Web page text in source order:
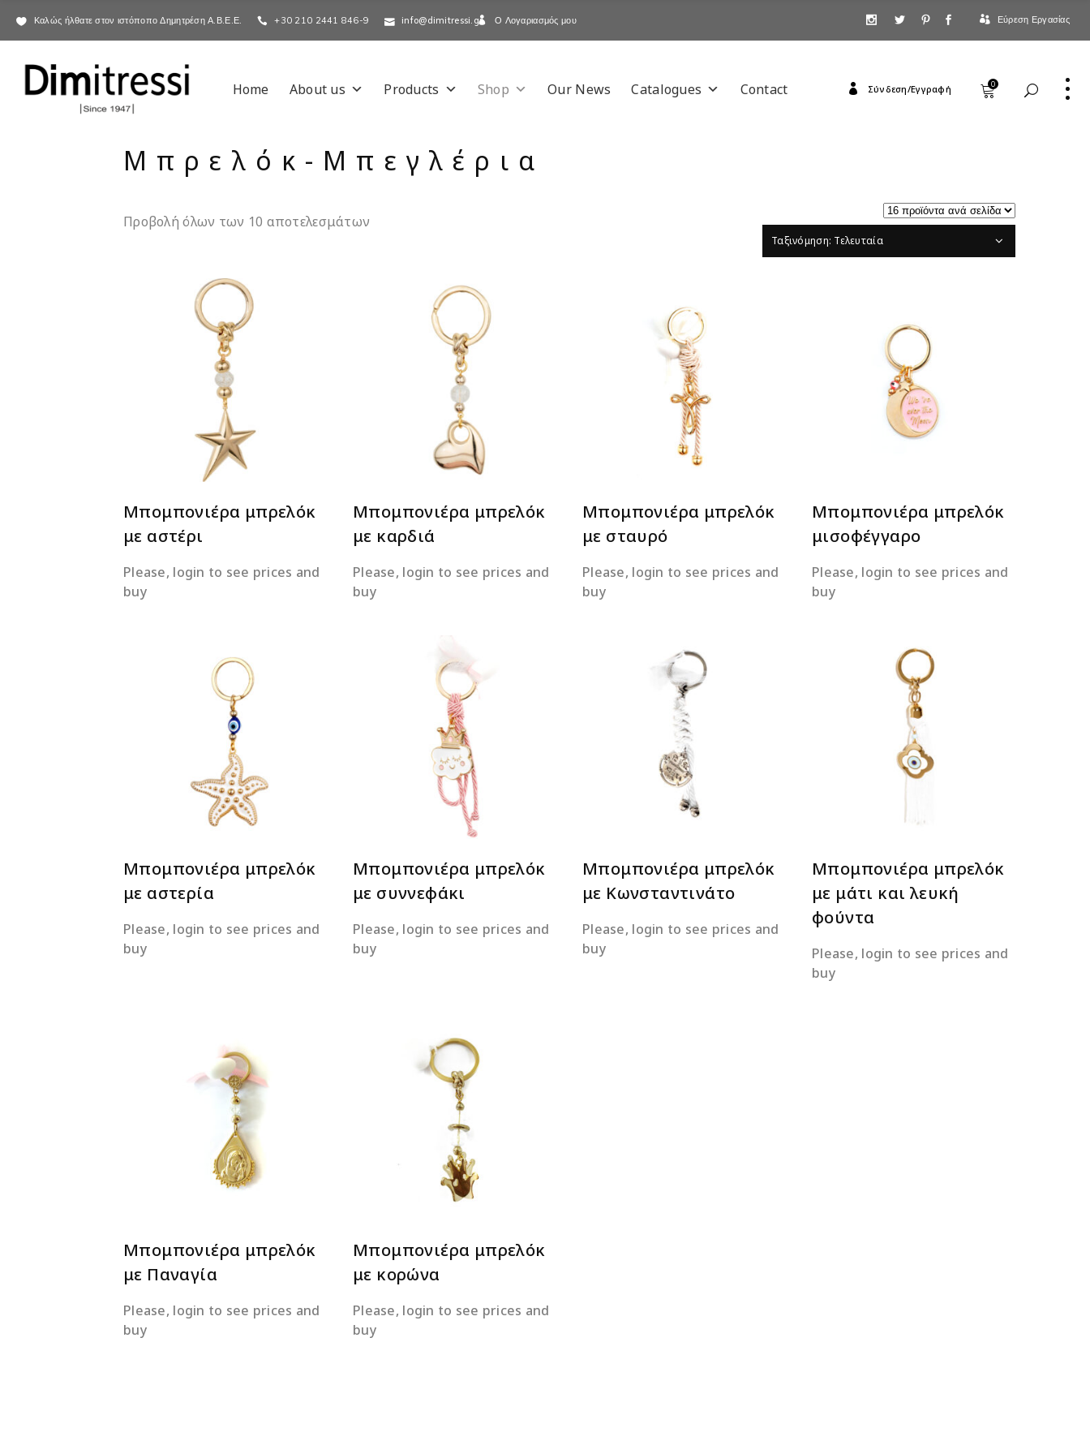
Καλώς ήλθατε στον ιστόποπο Δημητρέση Α.Β.Ε.Ε. +30 210 2441 846-9 info@dimitressi.gr Ο Λογαριασμός μου Εύρεση Εργασίας
Home About us Products Shop Our News Catalogues Contact Σύνδεση/Εγγραφή 0
Μπρελόκ-Μπεγλέρια
Προβολή όλων των 10 αποτελεσμάτων
Ταξινόμηση: Τελευταία
ΔΙΑΒΆΣΤΕ ΠΕΡΙΣΣΌΤΕΡΑ
Μπομπονιέρα μπρελόκ
με αστέρι
Please, login to see prices and
buy
ΔΙΑΒΆΣΤΕ ΠΕΡΙΣΣΌΤΕΡΑ
Μπομπονιέρα μπρελόκ
με καρδιά
Please, login to see prices and
buy
ΔΙΑΒΆΣΤΕ ΠΕΡΙΣΣΌΤΕΡΑ
Μπομπονιέρα μπρελόκ
με σταυρό
Please, login to see prices and
buy
ΔΙΑΒΆΣΤΕ ΠΕΡΙΣΣΌΤΕΡΑ
Μπομπονιέρα μπρελόκ
μισοφέγγαρο
Please, login to see prices and
buy
ΔΙΑΒΆΣΤΕ ΠΕΡΙΣΣΌΤΕΡΑ
Μπομπονιέρα μπρελόκ
με αστερία
Please, login to see prices and
buy
ΔΙΑΒΆΣΤΕ ΠΕΡΙΣΣΌΤΕΡΑ
Μπομπονιέρα μπρελόκ
με συννεφάκι
Please, login to see prices and
buy
ΔΙΑΒΆΣΤΕ ΠΕΡΙΣΣΌΤΕΡΑ
Μπομπονιέρα μπρελόκ
με Κωνσταντινάτο
Please, login to see prices and
buy
ΔΙΑΒΆΣΤΕ ΠΕΡΙΣΣΌΤΕΡΑ
Μπομπονιέρα μπρελόκ
με μάτι και λευκή
φούντα
Please, login to see prices and
buy
ΔΙΑΒΆΣΤΕ ΠΕΡΙΣΣΌΤΕΡΑ
Μπομπονιέρα μπρελόκ
με Παναγία
Please, login to see prices and
buy
ΔΙΑΒΆΣΤΕ ΠΕΡΙΣΣΌΤΕΡΑ
Μπομπονιέρα μπρελόκ
με κορώνα
Please, login to see prices and
buy